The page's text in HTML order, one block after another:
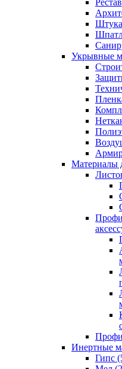
Укрывные
Материалы
Инертные
Гипс